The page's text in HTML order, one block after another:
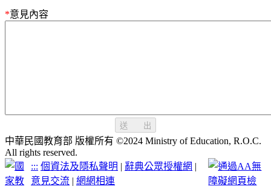
*意見內容
送 出
中華民國教育部 版權所有 ©2024 Ministry of Education, R.O.C.
All rights reserved.
::: 個資法及隱私聲明 | 辭典公眾授權網 |
意見交流 |網網相連